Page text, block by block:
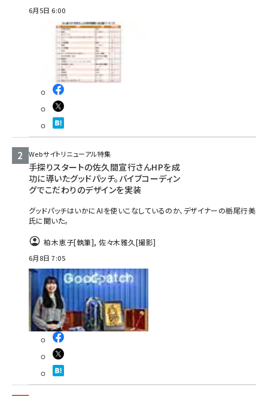
6月5日 6:00
Webサイトリニューアル特集
手探りスタートの佐久間宣行さんHPを成
功に導いたグッドパッチ。バイブコーディン
グでこだわりのデザインを実装
グッドパッチはいかにAIを使いこなしているのか、デザイナーの栃尾行美
氏に聞いた。
柏木恵子[執筆],佐々木雅久[撮影]
6月8日 7:05